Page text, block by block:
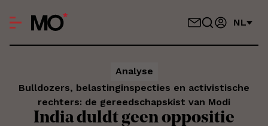
NL
Analyse
Bulldozers, belastinginspecties en activistische
rechters: de gereedschapskist van Modi
India duldt geen oppositie